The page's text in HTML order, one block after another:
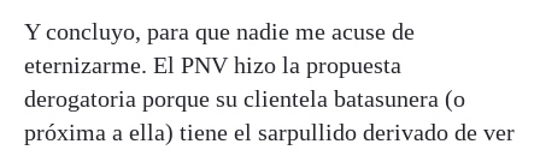
Y concluyo, para que nadie me acuse de
eternizarme. El PNV hizo la propuesta
derogatoria porque su clientela batasunera (o
próxima a ella) tiene el sarpullido derivado de ver